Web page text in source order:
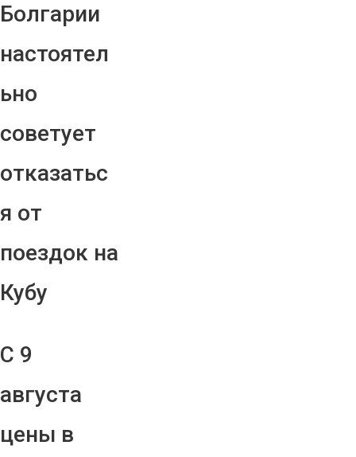
Болгарии
настоятел
ьно
советует
отказатьс
я от
поездок на
Кубу
С 9
августа
цены в